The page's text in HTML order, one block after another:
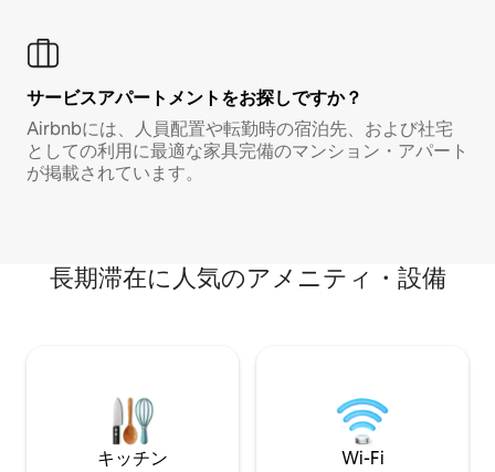
サービスアパートメントをお探しですか？
Airbnbには、人員配置や転勤時の宿泊先、および社宅
としての利用に最適な家具完備のマンション・アパート
が掲載されています。
長期滞在に人気のアメニティ・設備
キッチン Wi-Fi